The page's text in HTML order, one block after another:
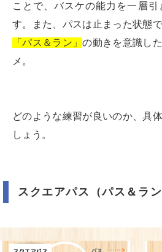
ことで、バスケの能力を一層引
す。また、パスは止まった状態
「パス＆ラン」の動きを意識し
メ。
どのような練習が良いのか、具
しょう。
スクエアパス（パス＆ラン